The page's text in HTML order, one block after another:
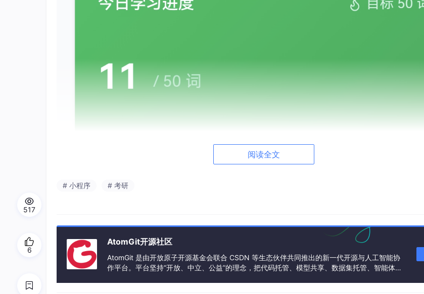
阅读全文
# 小程序 # 考研
AtomGit开源社区
AtomGit 是由开放原子开源基金会联合 CSDN 等生态伙伴共同推出的新一代开源与人工智能协
作平台。平台坚持“开放、中立、公益”的理念，把代码托管、模型共享、数据集托管、智能体开
517
6